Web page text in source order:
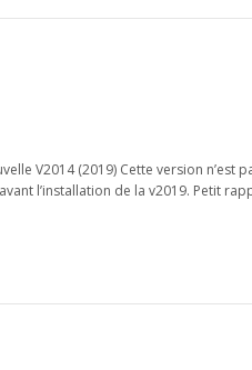
V2014 (2019) Cette version n’est
l’installation de la v2019. Petit